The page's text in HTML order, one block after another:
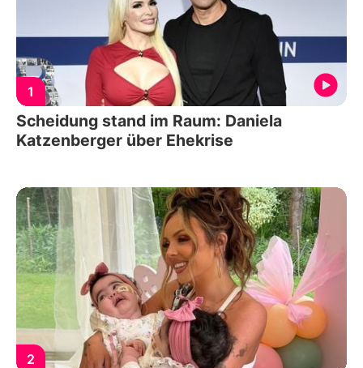
1
Scheidung stand im Raum: Daniela
Katzenberger über Ehekrise
2